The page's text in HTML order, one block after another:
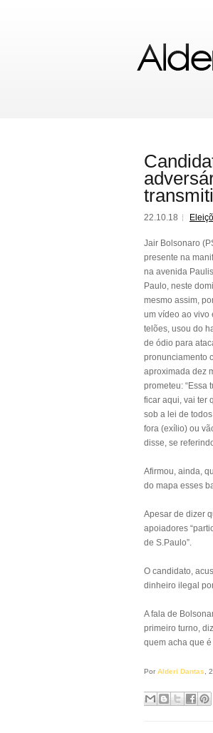
22.10.18
Jair Bolsonaro
presente na
na avenida
Paulo, neste
mesmo assim,
um vídeo ao vivo
telões, usou do
de ódio para
pronunciamento
aproximada dez
prometeu: “Essa
ficar aqui, vai ter
sob a lei de
fora (exílio) ou
disse, se
Afirmou, ainda,
do mapa esses
Apesar de dizer
apoiadores
de S.Paulo”.
O candidato,
dinheiro ilegal
A fala de
primeiro turno,
quem acha que
Por Alderi Dantas ,